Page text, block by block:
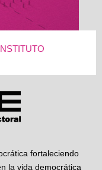
fortaleciendo
la vida democrática